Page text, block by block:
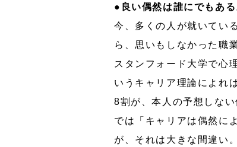
●良い偶然は誰にでもあ
今、多くの人が就いてい
ら、思いもしなかった職
スタンフォード大学で心
いうキャリア理論によれ
8割が、本人の予想しな
では「キャリアは偶然に
が、それは大きな間違い